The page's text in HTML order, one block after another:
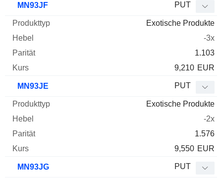
MN93JF PUT
Exotische Produkte
-3x
1.103
9,210 EUR
MN93JE PUT
Exotische Produkte
-2x
1.576
9,550 EUR
MN93JG PUT